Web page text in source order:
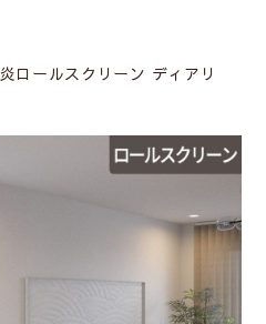
ロールスクリーン ディアリ